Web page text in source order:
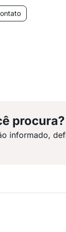
procura?
informado,